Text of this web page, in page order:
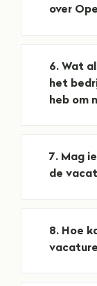
6. Wat
het
7. Mag
de
8. Hoe